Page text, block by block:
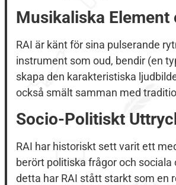
Musikaliska
RAI är känt för sina pulserande
instrument som oud, bendir (en
skapa den karakteristiska
också smält samman med
Socio-Politiskt
RAI har historiskt sett varit ett
berört politiska frågor och
detta har RAI stått starkt som en